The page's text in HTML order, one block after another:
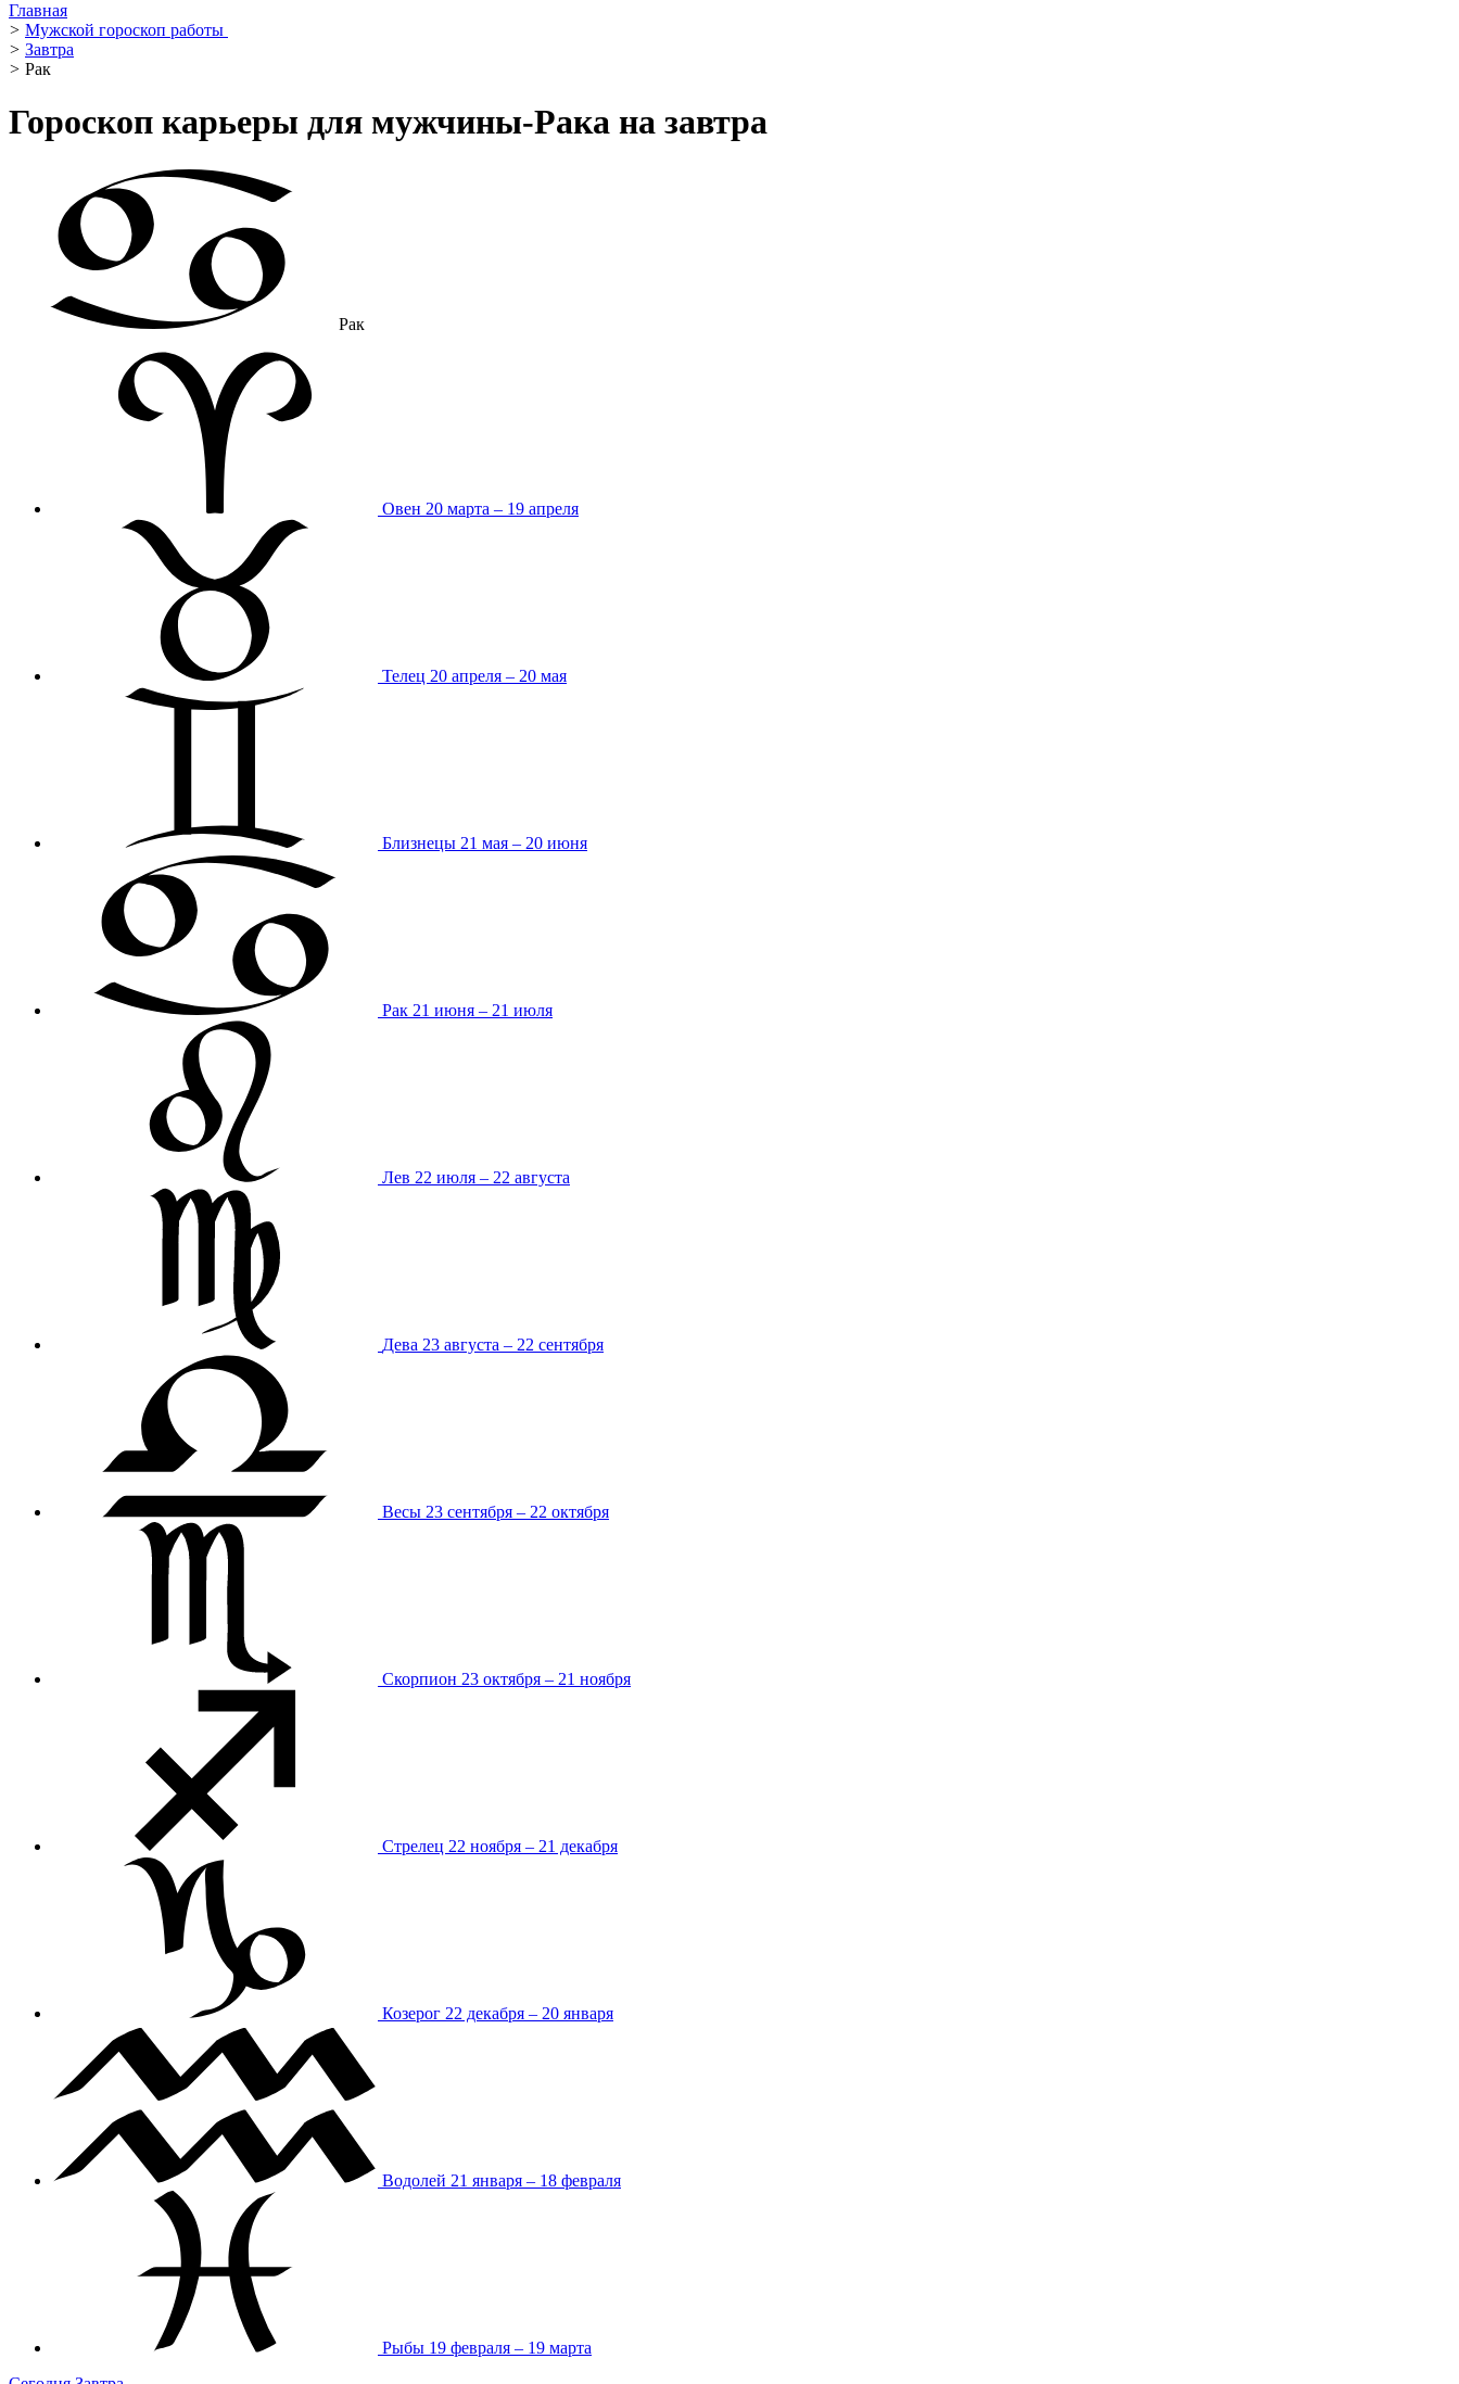
Главная
> Мужской гороскоп работы ‍
> Завтра
> Рак ️
Гороскоп карьеры для мужчины-Рака на завтра
Рак
Овен 20 марта – 19 апреля
Телец 20 апреля – 20 мая
Близнецы 21 мая – 20 июня
Рак 21 июня – 21 июля
Лев 22 июля – 22 августа
Дева 23 августа – 22 сентября
Весы 23 сентября – 22 октября
Скорпион 23 октября – 21 ноября
Стрелец 22 ноября – 21 декабря
Козерог 22 декабря – 20 января
Водолей 21 января – 18 февраля
Рыбы 19 февраля – 19 марта